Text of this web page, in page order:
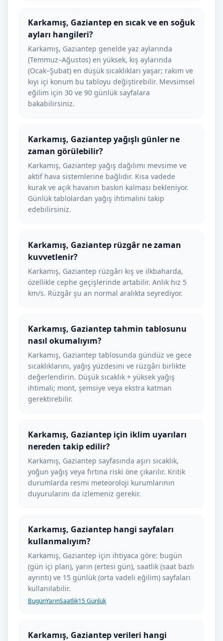
Karkamış, Gaziantep en sıcak ve en soğuk
ayları hangileri?
Karkamış, Gaziantep genelde yaz aylarında
(Temmuz–Ağustos) en yüksek, kış aylarında
(Ocak–Şubat) en düşük sıcaklıkları yaşar; rakım ve
kıyı içi konum bu tabloyu değiştirebilir. Mevsimsel
eğilim için 30 ve 90 günlük sayfalara
bakabilirsiniz.
Karkamış, Gaziantep yağışlı günler ne
zaman görülebilir?
Karkamış, Gaziantep yağış dağılımı mevsime ve
aktif hava sistemlerine bağlıdır. Kısa vadede
kurak ve açık havanın baskın kalması bekleniyor.
Günlük tablolardan yağış ihtimalini takip
edebilirsiniz.
Karkamış, Gaziantep rüzgâr ne zaman
kuvvetlenir?
Karkamış, Gaziantep rüzgârı kış ve ilkbaharda,
özellikle cephe geçişlerinde artabilir. Anlık hız 5
km/s. Rüzgâr şu an normal aralıkta seyrediyor.
Karkamış, Gaziantep tahmin tablosunu
nasıl okumalıyım?
Karkamış, Gaziantep tablosunda gündüz ve gece
sıcaklıklarını, yağış yüzdesini ve rüzgârı birlikte
değerlendirin. Düşük sıcaklık + yüksek yağış
ihtimali; mont, şemsiye veya ekstra katman
gerektirebilir.
Karkamış, Gaziantep için iklim uyarıları
nereden takip edilir?
Karkamış, Gaziantep sayfasında aşırı sıcaklık,
yoğun yağış veya fırtına riski öne çıkarılır. Kritik
durumlarda resmi meteoroloji kurumlarının
duyurularını da izlemeniz gerekir.
Karkamış, Gaziantep hangi sayfaları
kullanmalıyım?
Karkamış, Gaziantep için ihtiyaca göre: bugün
(gün içi plan), yarın (ertesi gün), saatlik (saat bazlı
ayrıntı) ve 15 günlük (orta vadeli eğilim) sayfaları
kullanılabilir.
BugünYarınSaatlik15 Günlük
Karkamış, Gaziantep verileri hangi